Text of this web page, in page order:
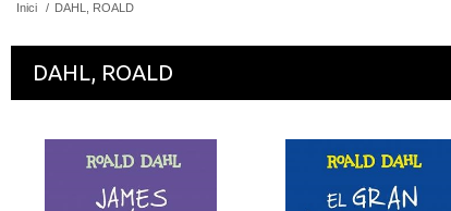
Inici / DAHL, ROALD
DAHL, ROALD